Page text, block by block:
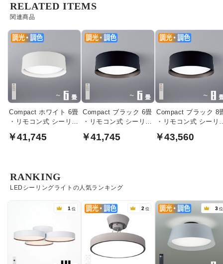
関連商品
RELATED ITEMS
Compact ホワイト 6畳
・リモコン式 シーリン
￥41,745
Compact ブラック 6畳
・リモコン式 シーリン
￥41,745
Compact ブラック 8
・リモコン式 シーリ
￥43,560
LEDシーリングライトの人気ランキング
RANKING
1 位 2 位 3 位